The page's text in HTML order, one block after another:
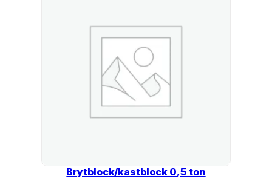
Brytblock/kastblock 0,5 ton